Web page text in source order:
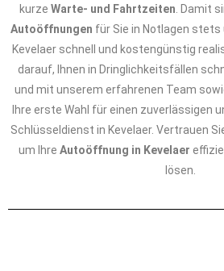
kurze Warte- und Fahrtzeiten . Damit
Autoöffnungen für Sie in Notlagen stets
Kevelaer schnell und kostengünstig
darauf, Ihnen in Dringlichkeitsfällen
und mit unserem erfahrenen Team
Ihre erste Wahl für einen zuverlässigen
Schlüsseldienst in Kevelaer. Vertrauen
um Ihre Autoöffnung in Kevelaer
lösen.